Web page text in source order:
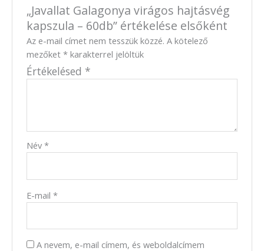
„Javallat Galagonya virágos hajtásvég
kapszula – 60db” értékelése elsőként
Az e-mail címet nem tesszük közzé. A kötelező
mezőket* karakterrel jelöltük
Értékelésed *
Név*
E-mail*
A nevem, e-mail címem, és weboldalcímem